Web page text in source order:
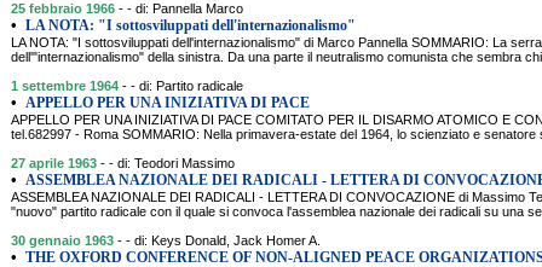
25 febbraio 1966 - - di: Pannella Marco
• LA NOTA: "I sottosviluppati dell'internazionalismo"
LA NOTA: "I sottosviluppati dell'internazionalismo" di Marco Pannella SOMMARIO: La
dell'"internazionalismo" della sinistra. Da una parte il neutralismo comunista che sembra
1 settembre 1964 - - di: Partito radicale
• APPELLO PER UNA INIZIATIVA DI PACE
APPELLO PER UNA INIZIATIVA DI PACE COMITATO PER IL DISARMO ATOMICO E
tel.682997 - Roma SOMMARIO: Nella primavera-estate del 1964, lo scienziato e
27 aprile 1963 - - di: Teodori Massimo
• ASSEMBLEA NAZIONALE DEI RADICALI - LETTERA DI
ASSEMBLEA NAZIONALE DEI RADICALI - LETTERA DI CONVOCAZIONE di Massimo
"nuovo" partito radicale con il quale si convoca l'assemblea nazionale dei radicali su una
30 gennaio 1963 - - di: Keys Donald, Jack Homer A.
• THE OXFORD CONFERENCE OF NON-ALIGNED PEACE